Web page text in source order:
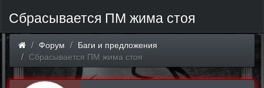
Сбрасывается ПМ жима стоя
Форум
Баги и предложения
Сбрасывается ПМ жима стоя